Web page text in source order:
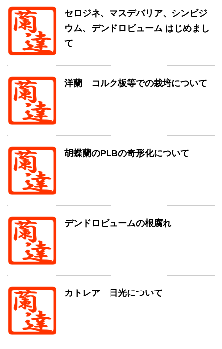
セロジネ、マスデバリア、シンビジ
ウム、デンドロビューム はじめまし
て
洋蘭 コルク板等での栽培について
胡蝶蘭のPLBの奇形化について
デンドロビュームの根腐れ
カトレア 日光について